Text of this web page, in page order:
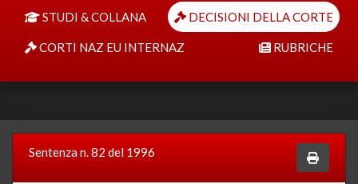
STUDI & COLLANA DECISIONI DELLA CORTE
CORTI NAZ EU INTERNAZ RUBRICHE
Sentenza n. 82 del 1996